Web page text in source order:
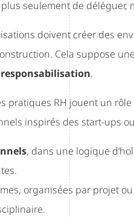
plus seulement de
doivent créer des
Cela suppose une
.
pratiques RH jouent un
inspirés des start-ups
, dans une logique
organisées par projet